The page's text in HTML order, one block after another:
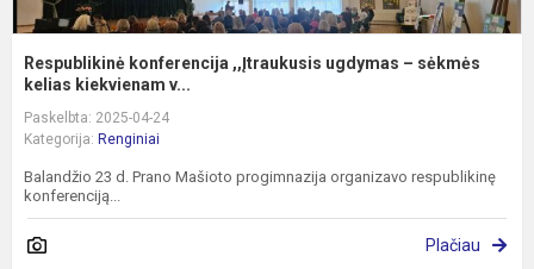
Respublikinė konferencija ,,Įtraukusis ugdymas – sėkmės
kelias kiekvienam v...
Paskelbta: 2025-04-24
Kategorija: Renginiai
Balandžio 23 d. Prano Mašioto progimnazija organizavo respublikinę
konferenciją...
Plačiau